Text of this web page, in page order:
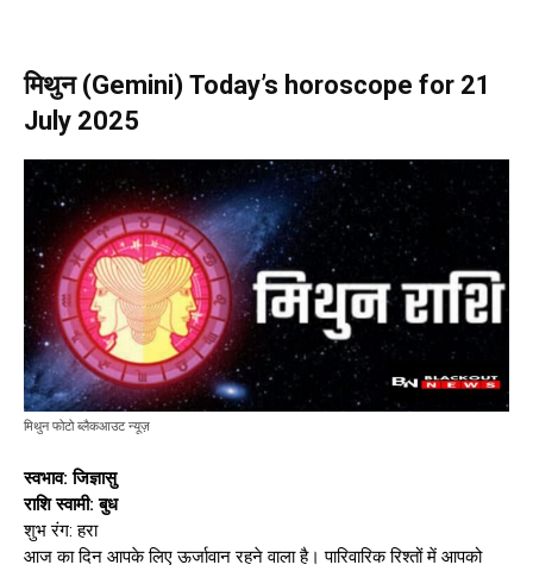
मिथुन (Gemini) Today’s horoscope for 21
July 2025
मिथुन फोटो ब्लैकआउट न्यूज़
स्वभाव: जिज्ञासु
राशि स्वामी: बुध
शुभ रंग: हरा
आज का दिन आपके लिए ऊर्जावान रहने वाला है। पारिवारिक रिश्तों में आपको